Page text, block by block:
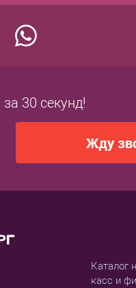
за 30 секунд!
Жду
Каталог
касс и